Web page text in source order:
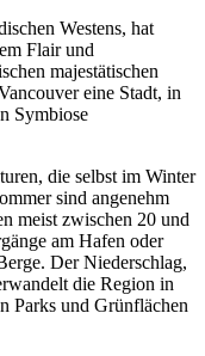
Westens, hat
Flair und
majestätischen
eine Stadt, in
Symbiose
die selbst im Winter
sind angenehm
meist zwischen 20 und
am Hafen oder
Der Niederschlag,
die Region in
Parks und Grünflächen